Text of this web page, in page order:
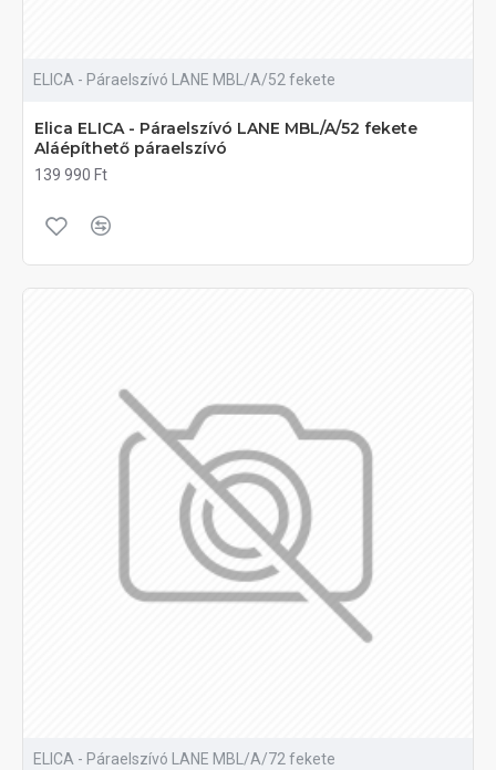
ELICA - Páraelszívó LANE MBL/A/52 fekete
Elica ELICA - Páraelszívó LANE MBL/A/52 fekete
Aláépíthető páraelszívó
139 990 Ft
ELICA - Páraelszívó LANE MBL/A/72 fekete